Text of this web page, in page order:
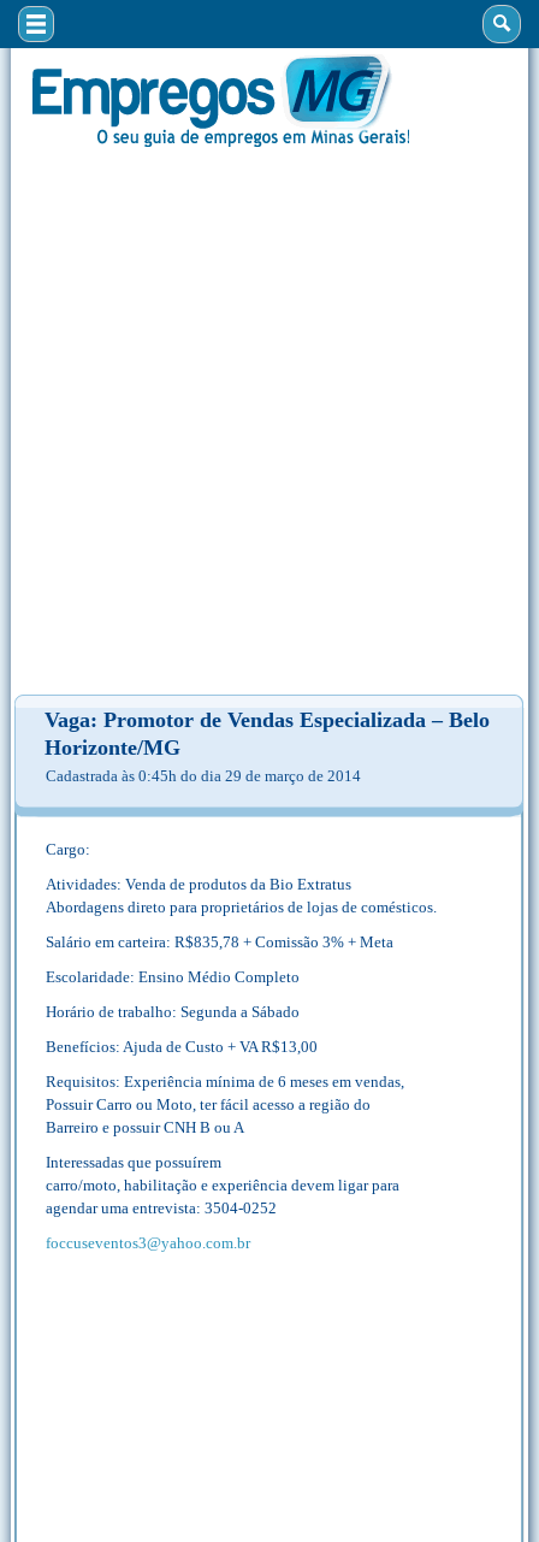
Vaga: Promotor de Vendas Especializada – Belo
Horizonte/MG
Cadastrada às 0:45h do dia 29 de março de 2014
Cargo:
Atividades: Venda de produtos da Bio Extratus
Abordagens direto para proprietários de lojas de comésticos.
Salário em carteira: R$835,78 + Comissão 3% + Meta
Escolaridade: Ensino Médio Completo
Horário de trabalho: Segunda a Sábado
Benefícios: Ajuda de Custo + VA R$13,00
Requisitos: Experiência mínima de 6 meses em vendas,
Possuir Carro ou Moto, ter fácil acesso a região do
Barreiro e possuir CNH B ou A
Interessadas que possuírem
carro/moto, habilitação e experiência devem ligar para
agendar uma entrevista: 3504-0252
foccuseventos3@yahoo.com.br